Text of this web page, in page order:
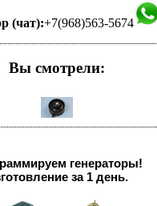
(чат):+7(968)563-5674
Вы смотрели:
генераторы!
за 1 день.